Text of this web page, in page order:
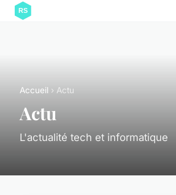
Accueil › Actu
Actu
L'actualité tech et informatique